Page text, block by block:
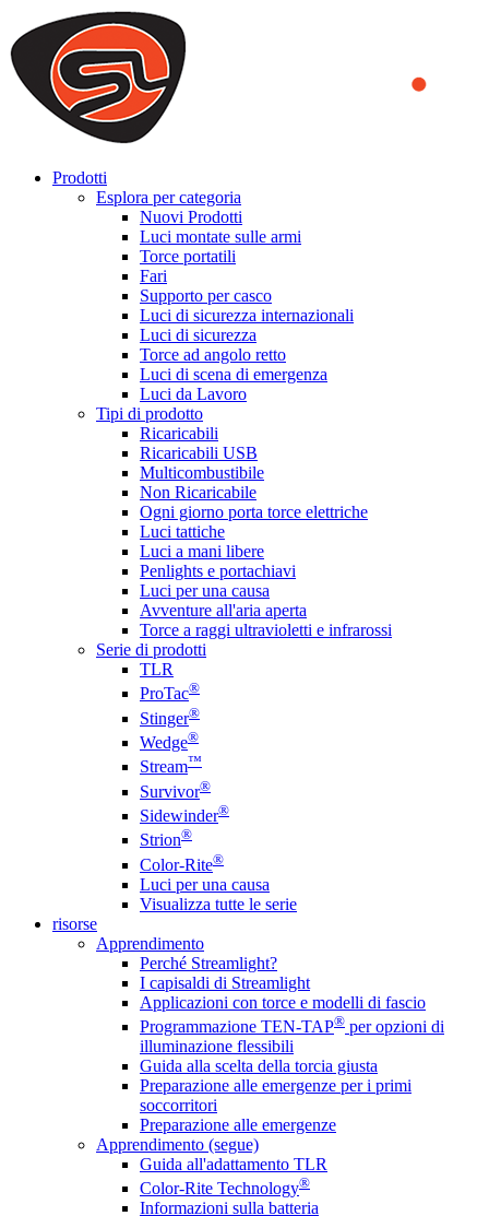
We use cookies to ensure that we provide you the best experience
on our website. By continuing to browse this website, you accept
that cookies are used to help us analyze how the website is used and
to offer you a better experience. To learn more or to find out how
you can disable cookies, you can access our
Prodotti
Esplora per categoria
Nuovi Prodotti
Luci montate sulle armi
Torce portatili
Fari
Supporto per casco
Luci di sicurezza internazionali
Luci di sicurezza
Torce ad angolo retto
Luci di scena di emergenza
Luci da Lavoro
Tipi di prodotto
Ricaricabili
Ricaricabili USB
Multicombustibile
Non Ricaricabile
Ogni giorno porta torce elettriche
Luci tattiche
Luci a mani libere
Penlights e portachiavi
Luci per una causa
Avventure all'aria aperta
Torce a raggi ultravioletti e infrarossi
Serie di prodotti
TLR
ProTac®
Stinger®
Wedge®
Stream™
Survivor®
Sidewinder®
Strion®
Color-Rite®
Luci per una causa
Visualizza tutte le serie
risorse
Apprendimento
Perché Streamlight?
I capisaldi di Streamlight
Applicazioni con torce e modelli di fascio
Programmazione TEN-TAP® per opzioni di
illuminazione flessibili
Guida alla scelta della torcia giusta
Preparazione alle emergenze per i primi
soccorritori
Preparazione alle emergenze
Apprendimento (segue)
Guida all'adattamento TLR
Color-Rite Technology®
Informazioni sulla batteria